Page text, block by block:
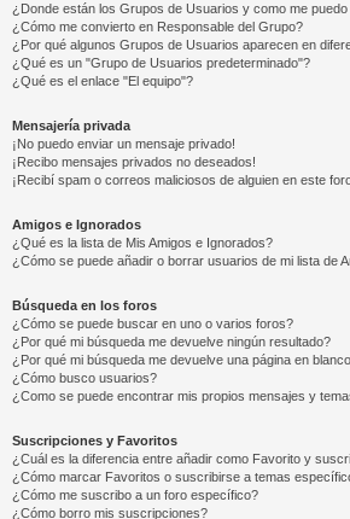
¿Donde están los Grupos de Usuarios y como me puedo
¿Cómo me convierto en Responsable del Grupo?
¿Por qué algunos Grupos de Usuarios aparecen en
¿Qué es un "Grupo de Usuarios predeterminado"?
¿Qué es el enlace "El equipo"?
Mensajería privada
¡No puedo enviar un mensaje privado!
¡Recibo mensajes privados no deseados!
¡Recibí spam o correos maliciosos de alguien en este
Amigos e Ignorados
¿Qué es la lista de Mis Amigos e Ignorados?
¿Cómo se puede añadir o borrar usuarios de mi lista de
Búsqueda en los foros
¿Cómo se puede buscar en uno o varios foros?
¿Por qué mi búsqueda me devuelve ningún resultado?
¿Por qué mi búsqueda me devuelve una página en
¿Cómo busco usuarios?
¿Como se puede encontrar mis propios mensajes y
Suscripciones y Favoritos
¿Cuál es la diferencia entre añadir como Favorito y
¿Cómo marcar Favoritos o suscribirse a temas
¿Cómo me suscribo a un foro específico?
¿Cómo borro mis suscripciones?